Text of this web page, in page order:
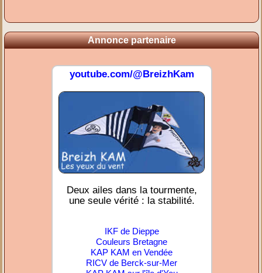
Annonce partenaire
youtube.com/@BreizhKam
Deux ailes dans la tourmente,
une seule vérité : la stabilité.
IKF de Dieppe
Couleurs Bretagne
KAP KAM en Vendée
RICV de Berck-sur-Mer